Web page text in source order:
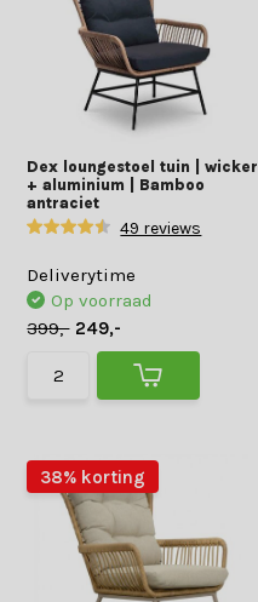
Dex loungestoel tuin | wicker
+ aluminium | Bamboo
antraciet
49 reviews
Deliverytime
Op voorraad
399,- 249,-
38% korting